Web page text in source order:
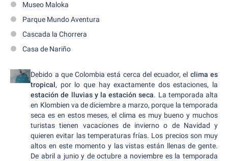
Museo Maloka
Parque Mundo Aventura
Cascada la Chorrera
Casa de Nariño
Debido a que Colombia está cerca del ecuador, el clima es
tropical, por lo que hay exactamente dos estaciones, la
estación de lluvias y la estación seca. La temporada alta
en Klombien va de diciembre a marzo, porque la temporada
seca es en estos meses, el clima es muy bueno y muchos
turistas tienen vacaciones de invierno o de Navidad y
quieren evitar las temperaturas frías. Los precios son muy
altos en este momento y las vistas están llenas de gente.
De abril a junio y de octubre a noviembre es la temporada